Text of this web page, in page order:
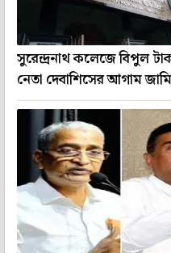
সুরেন্দ্রনাথ কলেজে বিপুল
নেতা দেবাশিসের আগাম